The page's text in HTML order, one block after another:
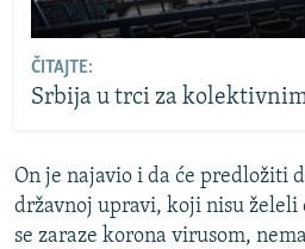
ČITAJTE:
Srbija u trci za
On je najavio i da će predložiti
državnoj upravi, koji nisu želeli
se zaraze korona virusom,